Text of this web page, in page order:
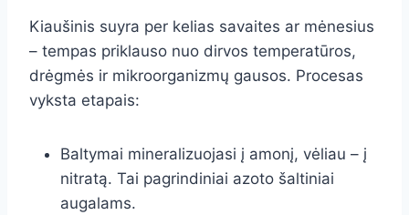
Kiaušinis suyra per kelias savaites ar mėnesius
– tempas priklauso nuo dirvos temperatūros,
drėgmės ir mikroorganizmų gausos. Procesas
vyksta etapais:
Baltymai mineralizuojasi į amonį, vėliau – į
nitratą. Tai pagrindiniai azoto šaltiniai
augalams.